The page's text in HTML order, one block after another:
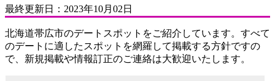
最終更新日： 2023年10月02日
北海道帯広市のデートスポットをご紹介しています。すべて
のデートに適したスポットを網羅して掲載する方針ですの
で、新規掲載や情報訂正のご連絡は大歓迎いたします。